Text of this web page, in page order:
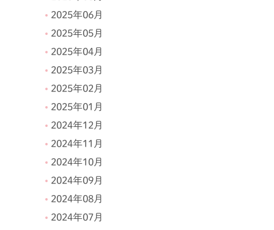
2025年06月
2025年05月
2025年04月
2025年03月
2025年02月
2025年01月
2024年12月
2024年11月
2024年10月
2024年09月
2024年08月
2024年07月